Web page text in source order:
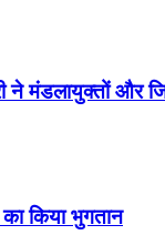
ने मंडलायुक्तों
किया भुगतान